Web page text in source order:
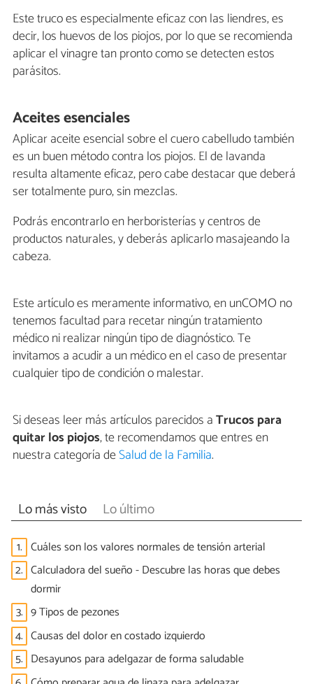
Este truco es especialmente eficaz con las liendres, es
decir, los huevos de los piojos, por lo que se recomienda
aplicar el vinagre tan pronto como se detecten estos
parásitos.
Aceites esenciales
Aplicar aceite esencial sobre el cuero cabelludo también
es un buen método contra los piojos. El de lavanda
resulta altamente eficaz, pero cabe destacar que deberá
ser totalmente puro, sin mezclas.
Podrás encontrarlo en herboristerías y centros de
productos naturales, y deberás aplicarlo masajeando la
cabeza.
Este artículo es meramente informativo, en unCOMO no
tenemos facultad para recetar ningún tratamiento
médico ni realizar ningún tipo de diagnóstico. Te
invitamos a acudir a un médico en el caso de presentar
cualquier tipo de condición o malestar.
Si deseas leer más artículos parecidos aTrucos para
quitar los piojos, te recomendamos que entres en
nuestra categoría deSalud de la Familia.
Lo más visto Lo último
1. Cuáles son los valores normales de tensión arterial
2. Calculadora del sueño - Descubre las horas que debes
dormir
3. 9 Tipos de pezones
4. Causas del dolor en costado izquierdo
5. Desayunos para adelgazar de forma saludable